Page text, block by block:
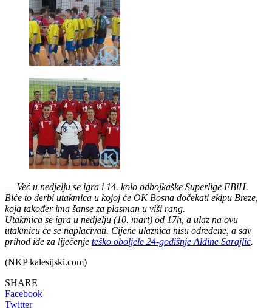
— Već u nedjelju se igra i 14. kolo odbojkaške Superlige FBiH.
Biće to derbi utakmica u kojoj će OK Bosna dočekati ekipu Breze,
koja također ima šanse za plasman u viši rang.
Utakmica se igra u nedjelju (10. mart) od 17h, a ulaz na ovu
utakmicu će se naplaćivati. Cijene ulaznica nisu određene, a sav
prihod ide za liječenje teško oboljele 24-godišnje Aldine Sarajlić.
(NKP kalesijski.com)
SHARE
Facebook
Twitter